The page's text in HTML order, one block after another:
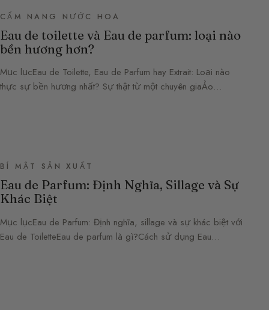
CẨM NANG NƯỚC HOA
Eau de toilette và Eau de parfum: loại nào
bền hương hơn?
Mục lụcEau de Toilette, Eau de Parfum hay Extrait: Loại nào
thực sự bền hương nhất? Sự thật từ một chuyên giaẢo…
BÍ MẬT SẢN XUẤT
Eau de Parfum: Định Nghĩa, Sillage và Sự
Khác Biệt
Mục lụcEau de Parfum: Định nghĩa, sillage và sự khác biệt với
Eau de ToiletteEau de parfum là gì?Cách sử dụng Eau…